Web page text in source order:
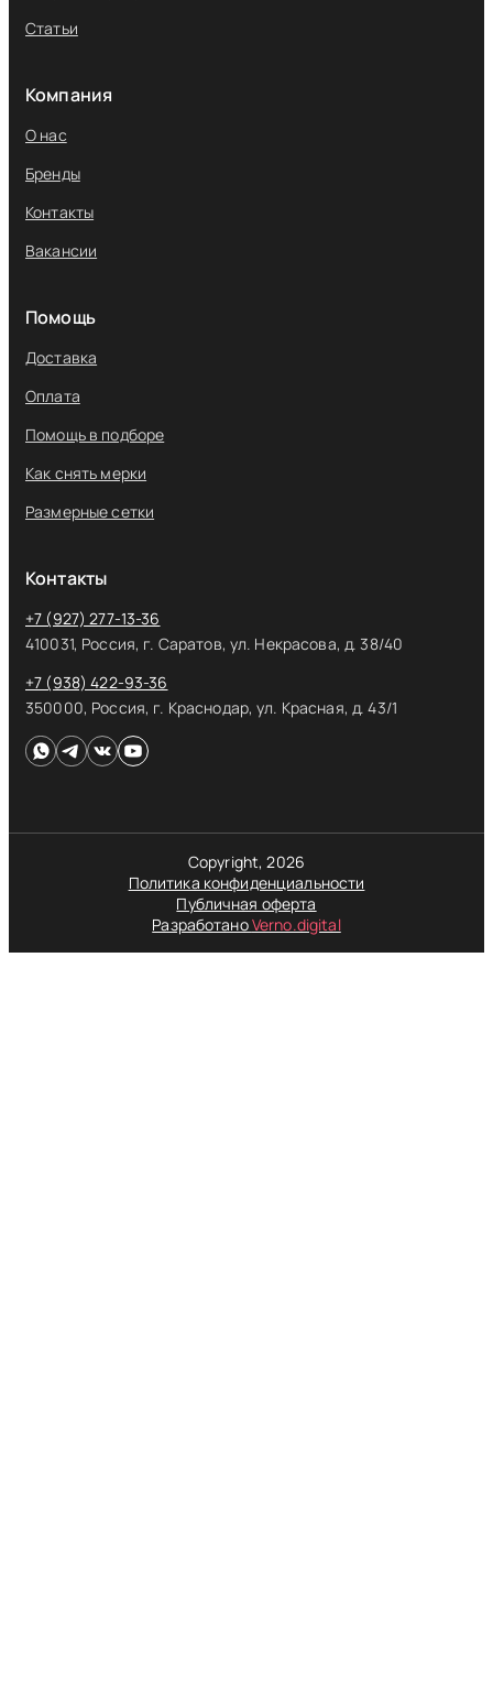
Статьи
Компания
О нас
Бренды
Контакты
Вакансии
Помощь
Доставка
Оплата
Помощь в подборе
Как снять мерки
Размерные сетки
Контакты
+7 (927) 277-13-36
410031, Россия, г. Саратов, ул. Некрасова, д. 38/40
+7 (938) 422-93-36
350000, Россия, г. Краснодар, ул. Красная, д. 43/1
Copyright, 2026
Политика конфиденциальности
Публичная оферта
РазработаноVerno.digital